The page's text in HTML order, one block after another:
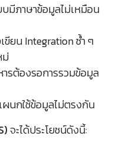
บมีภาษาข้อมูลไม่เหมือน
ขียน Integration ซ้ำ ๆ
ม่
ารต้องรอการรวมข้อมูล
ผนกใช้ข้อมูลไม่ตรงกัน
จะได้ประโยชน์ดังนี้: